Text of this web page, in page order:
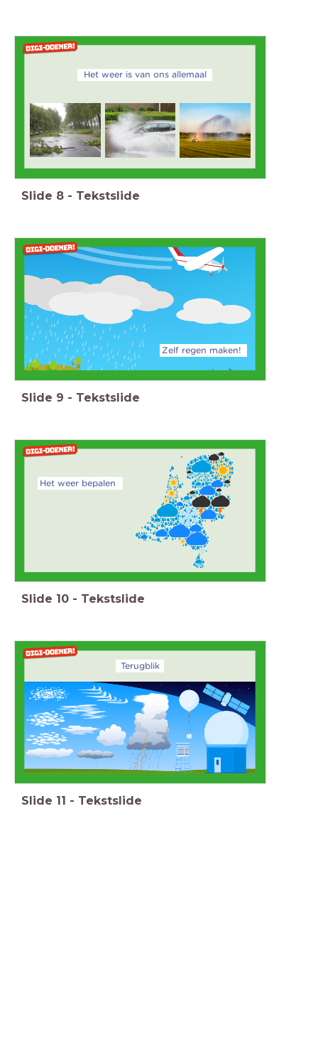
Het weer is van ons allemaal
Slide 8 - Tekstslide
Zelf regen maken!
Slide 9 - Tekstslide
Het weer bepalen
Slide 10 - Tekstslide
Terugblik
Slide 11 - Tekstslide